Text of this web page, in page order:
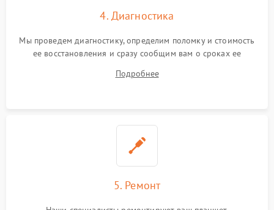
4. Диагностика
Мы проведем диагностику, определим поломку и стоимость
ее восстановления и сразу сообщим вам о сроках ее
Подробнее
5. Ремонт